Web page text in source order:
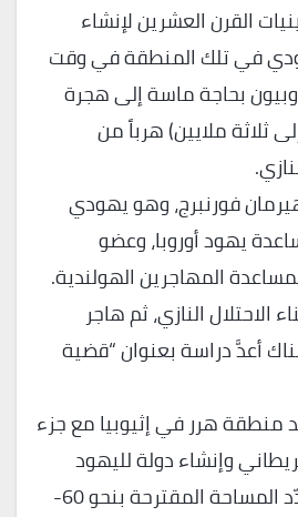
القرن العشرين لإنشاء
في تلك المنطقة في وقت
بحاجة ماسة إلى هجرة
ثلاثة ملايين) هرباً من
فورنبرج، وهو يهودي
يهود أوروبا، وعضو
المهاجرين الهولندية.
الاحتلال النازي، ثم هاجر
أعدَّ دراسة بعنوان “قضية
منطقة هرر في إثيوبيا مع جزء
وإنشاء دولة لليهود
الأوروبيين هناك. وحدّد المساحة المقترحة بنحو 60-